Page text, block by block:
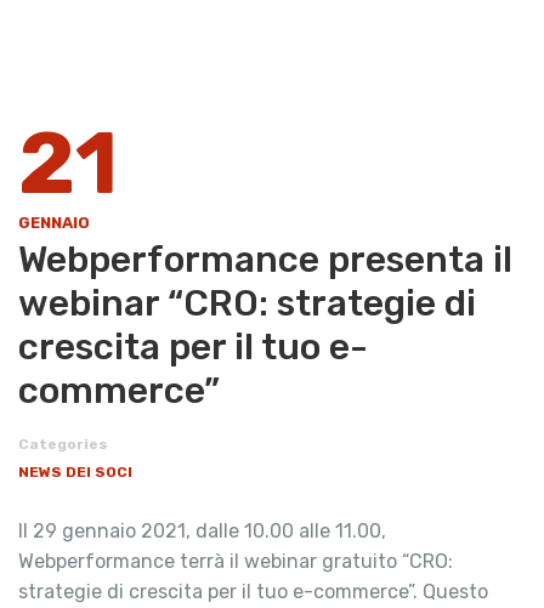
21
GENNAIO
Webperformance presenta il
webinar “CRO: strategie di
crescita per il tuo e-
commerce”
Categories
NEWS DEI SOCI
Il 29 gennaio 2021, dalle 10.00 alle 11.00,
Webperformance terrà il webinar gratuito “CRO:
strategie di crescita per il tuo e-commerce”. Questo